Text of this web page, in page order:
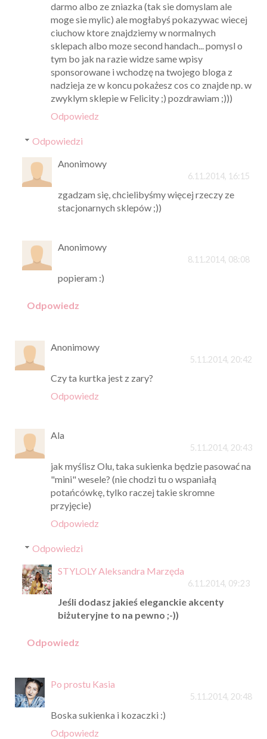
darmo albo ze zniazka (tak sie domyslam ale
moge sie mylic) ale mogłabyś pokazywac wiecej
ciuchow ktore znajdziemy w normalnych
sklepach albo moze second handach... pomysl o
tym bo jak na razie widze same wpisy
sponsorowane i wchodzę na twojego bloga z
nadzieja ze w koncu pokażesz cos co znajde np. w
zwyklym sklepie w Felicity ;) pozdrawiam ;)))
Odpowiedz
Odpowiedzi
Anonimowy
6.11.2014, 16:15
zgadzam się, chcielibyśmy więcej rzeczy ze
stacjonarnych sklepów ;))
Anonimowy
8.11.2014, 08:08
popieram :)
Odpowiedz
Anonimowy
5.11.2014, 20:42
Czy ta kurtka jest z zary?
Odpowiedz
Ala
5.11.2014, 20:43
jak myślisz Olu, taka sukienka będzie pasować na
"mini" wesele? (nie chodzi tu o wspaniałą
potańcówkę, tylko raczej takie skromne
przyjęcie)
Odpowiedz
Odpowiedzi
STYLOLY Aleksandra Marzęda
6.11.2014, 09:23
Jeśli dodasz jakieś eleganckie akcenty
biżuteryjne to na pewno ;-))
Odpowiedz
Po prostu Kasia
5.11.2014, 20:48
Boska sukienka i kozaczki :)
Odpowiedz